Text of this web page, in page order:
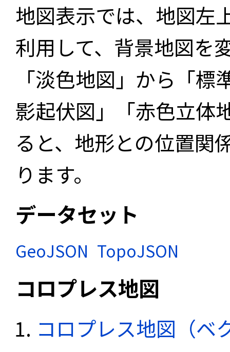
地図表示では、地図左
利用して、背景地図を
「淡色地図」から「
影起伏図」「赤色立体
ると、地形との位置関
ります。
データセット
GeoJSON TopoJSON
コロプレス地図
コロプレス地図（ベ